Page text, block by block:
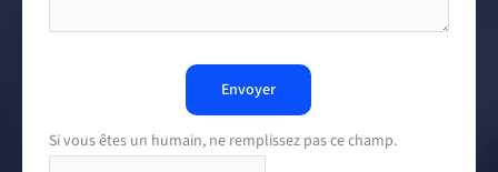
Envoyer
Si vous êtes un humain, ne remplissez pas ce champ.